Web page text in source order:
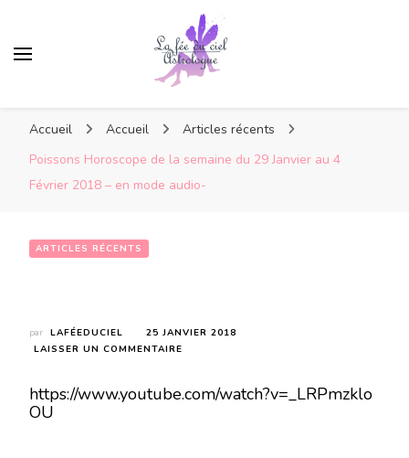
Accueil Accueil
Articles récents
Poissons Horoscope de la semaine du 29 Janvier au 4
Février 2018 – en mode audio-
ARTICLES RÉCENTS
par LAFÉEDUCIEL
25 JANVIER 2018
LAISSER UN COMMENTAIRE
DE
https://www.youtube.com/watch?v=_LRPmzklo
OU